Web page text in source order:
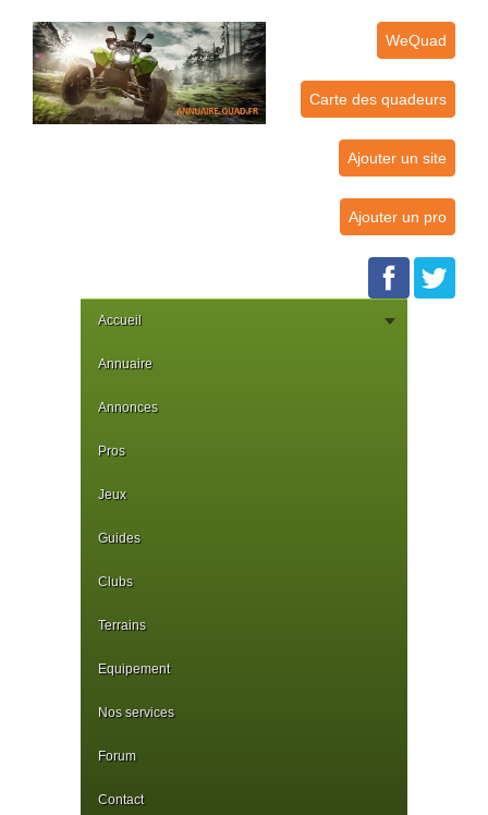
WeQuad
Carte des quadeurs
Ajouter un site
Ajouter un pro
Accueil
Annuaire
Annonces
Pros
Jeux
Guides
Clubs
Terrains
Equipement
Nos services
Forum
Contact